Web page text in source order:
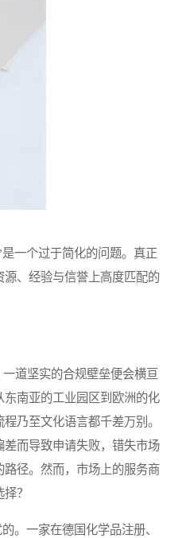
一个过于简化的问题。真正
、经验与信誉上高度匹配的
道坚实的合规壁垒便会横亘
南亚的工业园区到欧洲的化
乃至文化语言都千差万别。
而导致申请失败，错失市场
径。然而，市场上的服务商
？
。一家在德国化学品注册、